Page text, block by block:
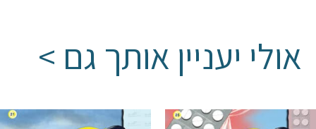
אולי יעניין אותך גם >